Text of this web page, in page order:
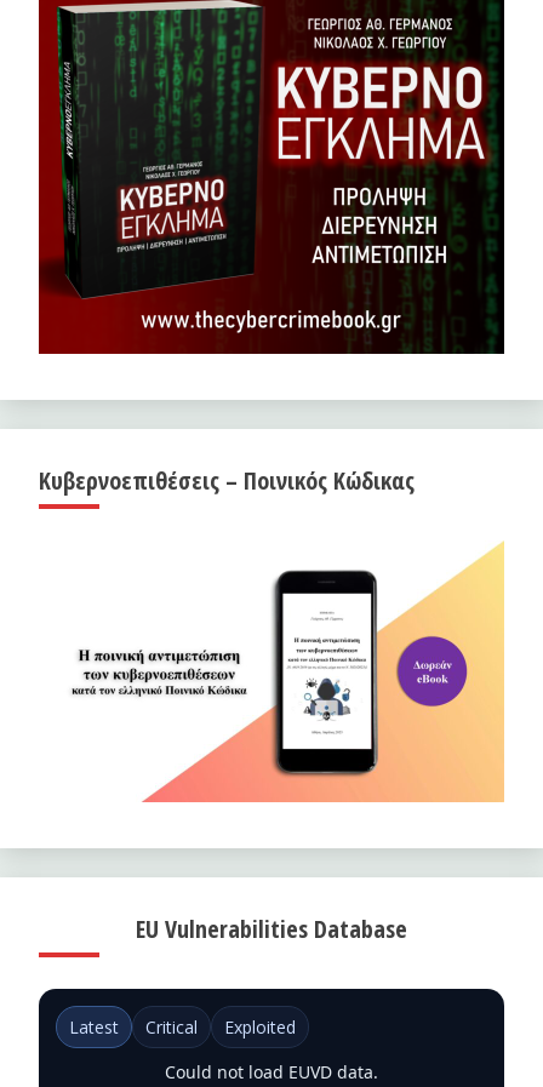
Κυβερνοεπιθέσεις – Ποινικός Κώδικας
EU Vulnerabilities Database
Latest Critical
Exploited
Could not load EUVD data.